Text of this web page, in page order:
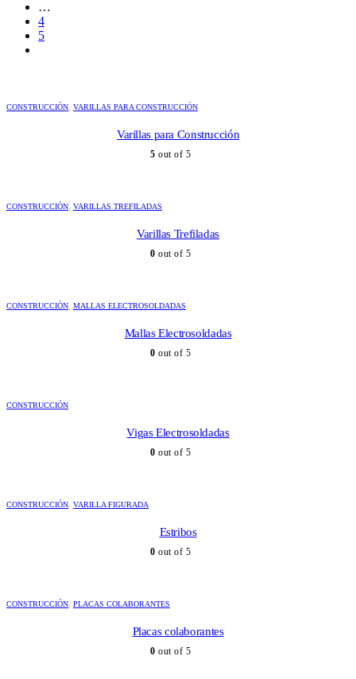
…
4
5
CONSTRUCCIÓN VARILLAS PARA CONSTRUCCIÓN
Varillas para Construcción
5 out of 5
CONSTRUCCIÓN VARILLAS TREFILADAS
Varillas Trefiladas
0 out of 5
CONSTRUCCIÓN MALLAS ELECTROSOLDADAS
Mallas Electrosoldadas
0 out of 5
CONSTRUCCIÓN
Vigas Electrosoldadas
0 out of 5
CONSTRUCCIÓN VARILLA FIGURADA
Estribos
0 out of 5
CONSTRUCCIÓN PLACAS COLABORANTES
Placas colaborantes
0 out of 5